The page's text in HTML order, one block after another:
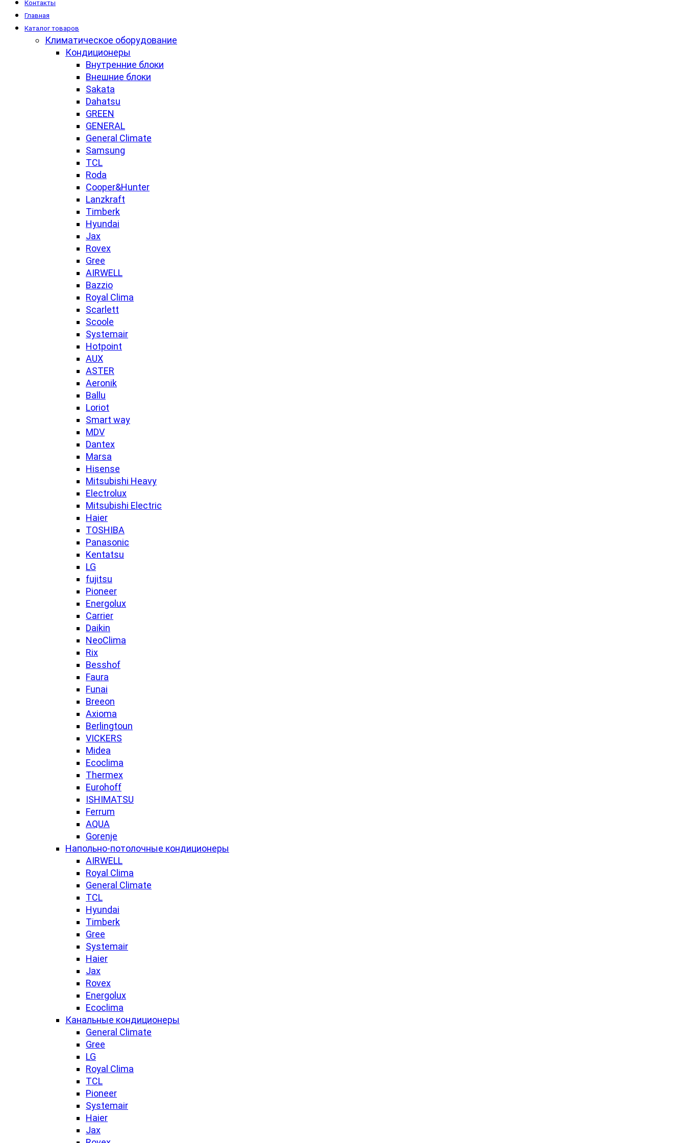
Контакты
Главная
Каталог товаров
Климатическое оборудование
Кондиционеры
Внутренние блоки
Внешние блоки
Sakata
Dahatsu
GREEN
GENERAL
General Climate
Samsung
TCL
Roda
Cooper&Hunter
Lanzkraft
Timberk
Hyundai
Jax
Rovex
Gree
AIRWELL
Bazzio
Royal Clima
Scarlett
Scoole
Systemair
Hotpoint
AUX
ASTER
Aeronik
Ballu
Loriot
Smart way
MDV
Dantex
Marsa
Hisense
Mitsubishi Heavy
Electrolux
Mitsubishi Electric
Haier
TOSHIBA
Panasonic
Kentatsu
LG
fujitsu
Pioneer
Energolux
Carrier
Daikin
NeoClima
Rix
Besshof
Faura
Funai
Breeon
Axioma
Berlingtoun
VICKERS
Midea
Ecoclima
Thermex
Eurohoff
ISHIMATSU
Ferrum
AQUA
Gorenje
Напольно-потолочные кондиционеры
AIRWELL
Royal Clima
General Climate
TCL
Hyundai
Timberk
Gree
Systemair
Haier
Jax
Rovex
Energolux
Ecoclima
Канальные кондиционеры
General Climate
Gree
LG
Royal Clima
TCL
Pioneer
Systemair
Haier
Jax